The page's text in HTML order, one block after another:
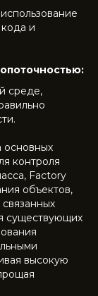
и
среде,
основных
контроля
Factory
объектов,
существующих
высокую